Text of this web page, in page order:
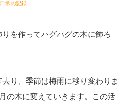
常の記録
を作ってハグハグの木に飾ろ
り、季節は梅雨に移り変わりま
の木に変えていきます。この活